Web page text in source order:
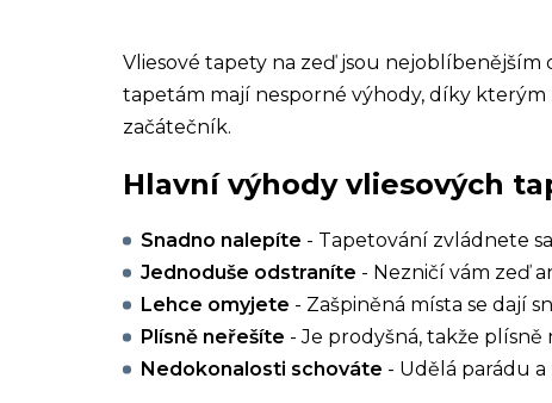
Vliesové tapety na zeď jsou
tapetám mají nesporné výhody, díky
začátečník.
Hlavní výhody vliesových
Snadno nalepíte - Tapetování zvládnete
Jednoduše odstraníte - Nezničí vám zeď
Lehce omyjete - Zašpiněná místa se dají
Plísně neřešíte - Je prodyšná, takže plísně
Nedokonalosti schováte - Udělá parádu